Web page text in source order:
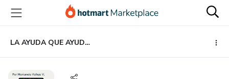
principal
página
de
página
LA AYUDA QUE AYUDA. Sirve a la vida